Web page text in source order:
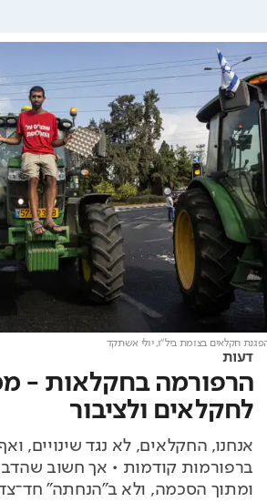
חקלאים בצומת ביל"ו, יולי אשתקד
דעות
הרפורמה בחקלאות -
לחקלאים ולציבור
אנחנו, החקלאים, לא נגד שינויים, ואף
ברפורמות קודמות • אך חשוב
ומתוך הסכמה, ולא ב"הנחתה"